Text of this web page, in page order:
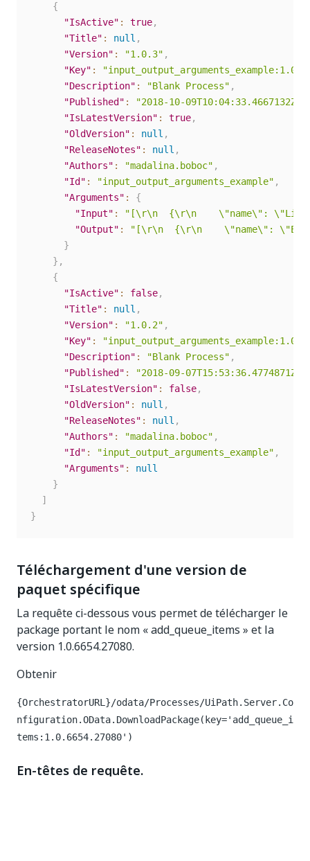
{
"IsActive" : true,
"Title" : null ,
"Version" : "1.0.3" ,
"Key" :
"Description" : "Blank Process" ,
"Published" : "2018-10-09T10:04:33.4667132Z"
"IsLatestVersion" : true,
"OldVersion" : null ,
"ReleaseNotes" : null ,
"Authors" : "madalina.boboc" ,
"Id" : "input_output_arguments_example" ,
"Arguments" :
{
"Input" :
"[\r\n  {\r\n    \"name\":
"Output" :
"[\r\n  {\r\n    \"name\":
}
} ,
{
"IsActive" : false,
"Title" : null ,
"Version" : "1.0.2" ,
"Key" :
"Description" : "Blank Process" ,
"Published" : "2018-09-07T15:53:36.4774871Z"
"IsLatestVersion" : false,
"OldVersion" : null ,
"ReleaseNotes" : null ,
"Authors" : "madalina.boboc" ,
"Id" : "input_output_arguments_example" ,
"Arguments" :
null
}
]
}
Téléchargement d'une version de
paquet spécifique
La requête ci-dessous vous permet de télécharger le
package portant le nom « add_queue_items » et la
version 1.0.6654.27080.
Obtenir
{OrchestratorURL}/odata/Processes/UiPath.Server.Co
nfiguration.OData.DownloadPackage(key='add_queue_i
tems:1.0.6654.27080')
En-têtes de requête.